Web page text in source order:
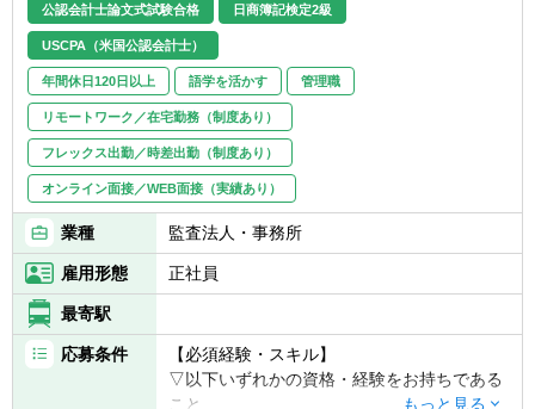
トナーとしてのやりがいを感じられます。
公認会計士論文式試験合格 日商簿記検定2級
USCPA（米国公認会計士）
年間休日120日以上 語学を活かす 管理職
リモートワーク／在宅勤務（制度あり）
フレックス出勤／時差出勤（制度あり）
オンライン面接／WEB面接（実績あり）
業種 監査法人・事務所
雇用形態 正社員
最寄駅
応募条件
【必須経験・スキル】
▽以下いずれかの資格・経験をお持ちである
こと